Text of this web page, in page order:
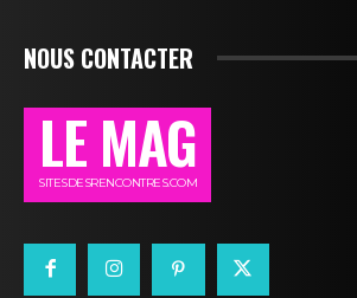
NOUS CONTACTER
LE MAG
SITESDESRENCONTRES.COM